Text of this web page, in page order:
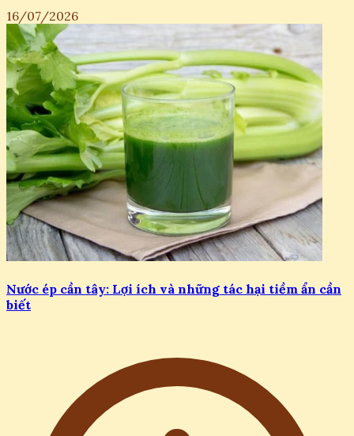
16/07/2026
Nước ép cần tây: Lợi ích và những tác hại tiềm ẩn cần
biết